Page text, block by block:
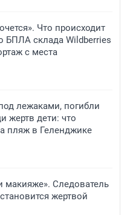
Что происходит
БПЛА склада Wildberries
с места
лежаками, погибли
жертв дети: что
пляж в Геленджике
макияже». Следователь
жертвой